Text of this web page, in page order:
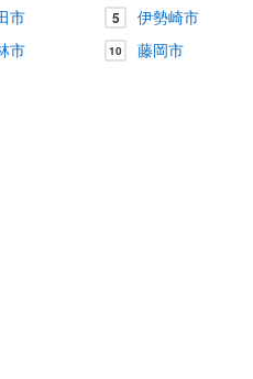
市 5 伊勢崎市
市 10 藤岡市